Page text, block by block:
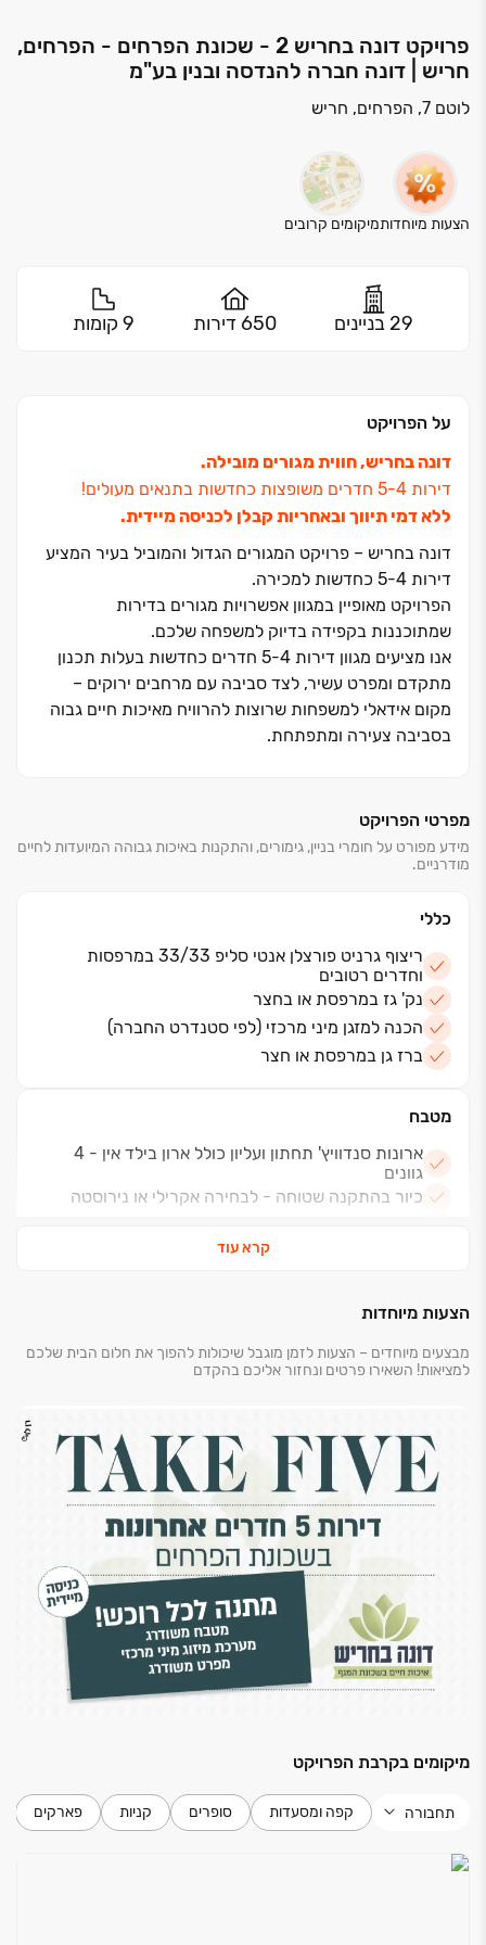
פרויקט דונה בחריש 2 - שכונת הפרחים - הפרחים,
חריש | דונה חברה להנדסה ובנין בע"מ
לוטם 7, הפרחים, חריש
הצעות מיוחדותמיקומים קרובים
29 בניינים 650 דירות 9 קומות
על הפרויקט
דונה בחריש, חווית מגורים מובילה.
דירות ‏4‏-‏5 חדרים משופצות כחדשות בתנאים מעולים!
ללא דמי תיווך ובאחריות קבלן לכניסה מיידית.
דונה בחריש ‏– פרויקט המגורים הגדול והמוביל בעיר המציע
דירות ‏4‏-‏5 כחדשות למכירה.
הפרויקט מאופיין במגוון אפשרויות מגורים בדירות
שמתוכננות בקפידה בדיוק למשפחה שלכם.
אנו מציעים מגוון דירות ‏4‏-‏5 חדרים כחדשות בעלות תכנון
מתקדם ומפרט עשיר, לצד סביבה עם מרחבים ירוקים ‏–
מקום אידאלי למשפחות שרוצות להרוויח מאיכות חיים גבוה
בסביבה צעירה ומתפתחת.
מפרטי הפרויקט
מידע מפורט על חומרי בניין, גימורים, והתקנות באיכות גבוהה המיועדות לחיים
מודרניים.
כללי
ריצוף גרניט פורצלן אנטי סליפ 33/33 במרפסות
וחדרים רטובים
נק' גז במרפסת או בחצר
הכנה למזגן מיני מרכזי (לפי סטנדרט החברה)
ברז גן במרפסת או חצר
מטבח
ארונות סנדוויץ' תחתון ועליון כולל ארון בילד אין - 4
גוונים
כיור בהתקנה שטוחה - לבחירה אקרילי או נירוסטה
ברז נשלף
חשמל ותקשורת
בכל חדר - 3 שקעים + הכנה לנק' טלויזיה + הכנה לנק
רשת תקשורת
בכל חדר - נק' טלפון
בחדר מגורים - הכנה לקולנוע ביתי + הכנה למסך T.V
בתליה על קיר
במטבח - כבל הכנה לכיריים חשמליות
חדרי שירותים ואמבטיה
אסלות תלויות עם מנגנון הדחה נסתר
ארון אמבטיה תלוי כולל כיור אינטגרלי ומראה, בחדר
אמבטיה
חיפויים וריצוף
קרא עוד
הצעות מיוחדות
מבצעים מיוחדים – הצעות לזמן מוגבל שיכולות להפוך את חלום הבית שלכם
למציאות! השאירו פרטים ונחזור אליכם בהקדם
מיקומים בקרבת הפרויקט
תחבורה קפה ומסעדות סופרים קניות פארקים